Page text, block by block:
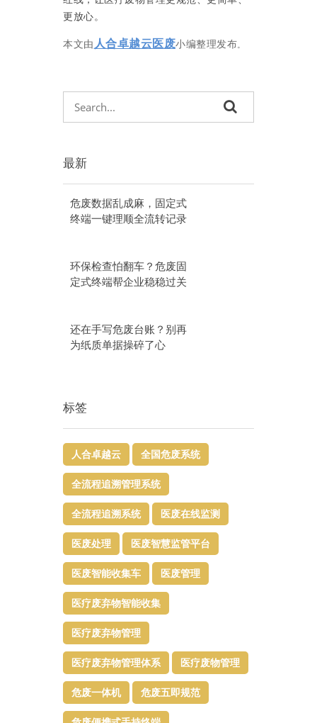
更放心。
本文由 人合卓越云医废小编整理发布
最新
危废数据乱成麻，固定式
终端一键理顺全流转记录
环保检查怕翻车？危废固
定式终端帮企业稳稳过关
还在手写危废台账？别再
为纸质单据操碎了心
标签
人合卓越云 全国危废系统
全流程追溯管理系统
全流程追溯系统 医废在线监测
医废处理 医废智慧监管平台​
医废智能收集车 医废管理
医疗废弃物智能收集
医疗废弃物管理​
医疗废弃物管理体系 医疗废物管理
危废一体机 危废五即规范